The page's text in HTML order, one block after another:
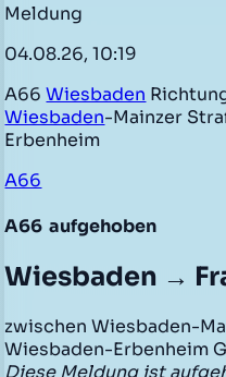
Meldung
04.08.26, 10:19
A66Wiesbaden
Wiesbaden-Mainzer
Erbenheim
A66
A66 aufgehoben
Wiesbaden →
zwischen Wiesbaden-
Wiesbaden-Erbenheim
Diese Meldung ist